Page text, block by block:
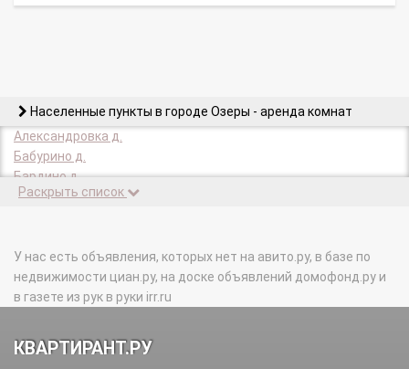
Населенные пункты в городе Озеры - аренда комнат
Александровка д.
Бабурино д.
Бардино д.
Бебехово д.
Боково-Акулово д.
Болдаевка д.
Болобново д.
Бояркино с.
Бутьково д.
Раскрыть список
У нас есть объявления, которых нет на авито.ру, в базе по
недвижимости циан.ру, на доске объявлений домофонд.ру и
в газете из рук в руки irr.ru
КВАРТИРАНТ.РУ